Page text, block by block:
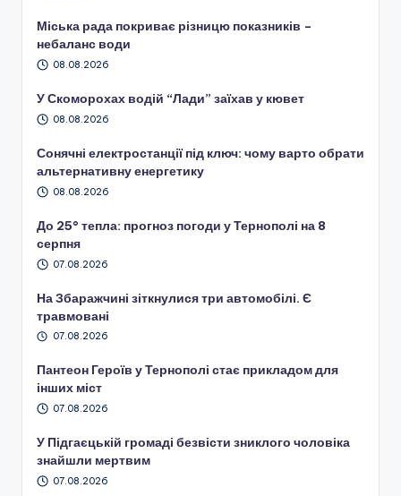
Міська рада покриває різницю показників –
небаланс води
08.08.2026
У Скоморохах водій “Лади” заїхав у кювет
08.08.2026
Сонячні електростанції під ключ: чому варто обрати
альтернативну енергетику
08.08.2026
До 25° тепла: прогноз погоди у Тернополі на 8
серпня
07.08.2026
На Збаражчині зіткнулися три автомобілі. Є
травмовані
07.08.2026
Пантеон Героїв у Тернополі стає прикладом для
інших міст
07.08.2026
У Підгаєцькій громаді безвісти зниклого чоловіка
знайшли мертвим
07.08.2026